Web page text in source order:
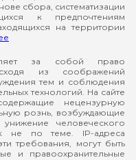
сбора, систематизации
к предпочтениям
на территории
за собой право
из соображений
тем и соблюдения
технологий. На сайте
нецензурную
рознь, возбуждающие
человеческого
не по теме. IP-адреса
требования, могут быть
и правоохранительные